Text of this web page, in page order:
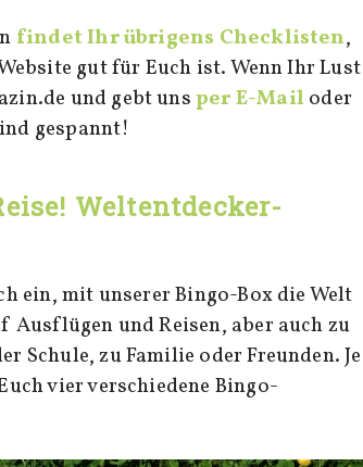
findet Ihr übrigens Checklisten,
gut für Euch ist. Wenn Ihr Lust
und gebt unsper E-Mail oder
gespannt!
Weltentdecker-
ein, mit unserer Bingo-Box die Welt
Ausflügen und Reisen, aber auch zu
Schule, zu Familie oder Freunden. Je
vier verschiedene Bingo-